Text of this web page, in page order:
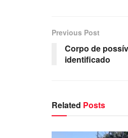
Previous Post
Corpo de
identificado
Related Posts